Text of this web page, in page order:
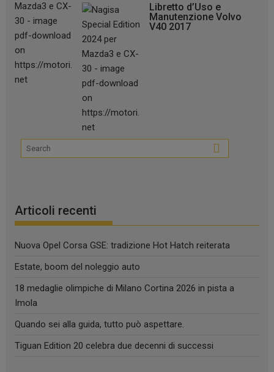
Libretto d’Uso e
Manutenzione Volvo
V40 2017
Articoli recenti
Nuova Opel Corsa GSE: tradizione Hot Hatch reiterata
Estate, boom del noleggio auto
18 medaglie olimpiche di Milano Cortina 2026 in pista a
Imola
Quando sei alla guida, tutto può aspettare.
Tiguan Edition 20 celebra due decenni di successi